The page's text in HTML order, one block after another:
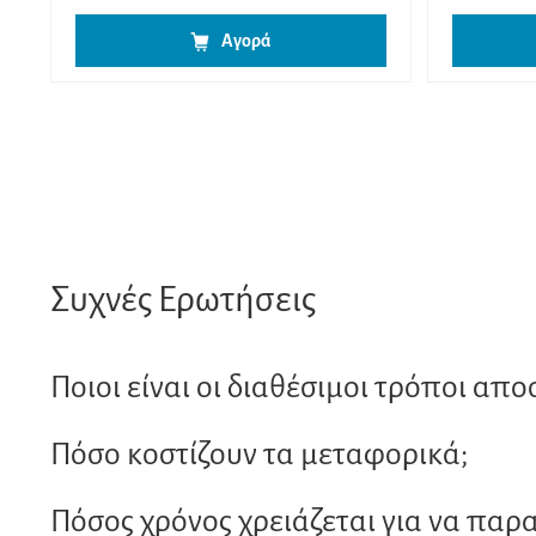
Αγορά
Συχνές Ερωτήσεις
Ποιοι είναι οι διαθέσιμοι τρόποι
Πόσο κοστίζουν τα μεταφορικά;
Πόσος χρόνος χρειάζεται για να